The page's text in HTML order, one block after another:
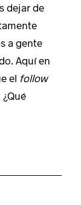
dejar de
a gente
Aquí en
el follow
¿Qué